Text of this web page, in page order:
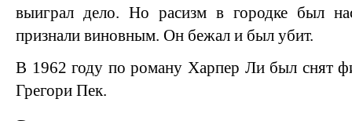
выиграл дело. Но расизм в городке был
признали виновным. Он бежал и был убит.
В 1962 году по роману Харпер Ли был снят
Грегори Пек.